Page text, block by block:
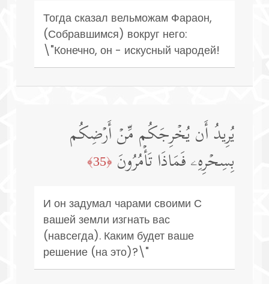
Тогда сказал вельможам Фараон,
(Собравшимся) вокруг него:
\"Конечно, он - искусный чародей!
یُرِیدُ أَن یُخۡرِجَكُم مِّنۡ أَرۡضِكُم
بِسِحۡرِهِۦ فَمَاذَا تَأۡمُرُونَ ﴿35﴾
И он задумал чарами своими С
вашей земли изгнать вас
(навсегда). Каким будет ваше
решение (на это)?\"